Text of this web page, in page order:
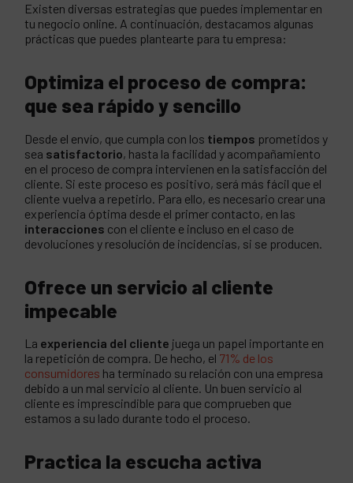
Existen diversas estrategias que puedes implementar en
tu negocio online. A continuación, destacamos algunas
prácticas que puedes plantearte para tu empresa:
Optimiza el proceso de compra:
que sea rápido y sencillo
Desde el envío, que cumpla con los tiempos prometidos y
sea satisfactorio, hasta la facilidad y acompañamiento
en el proceso de compra intervienen en la satisfacción del
cliente. Si este proceso es positivo, será más fácil que el
cliente vuelva a repetirlo. Para ello, es necesario crear una
experiencia óptima desde el primer contacto, en las
interacciones con el cliente e incluso en el caso de
devoluciones y resolución de incidencias, si se producen.
Ofrece un servicio al cliente
impecable
La experiencia del cliente juega un papel importante en
la repetición de compra. De hecho, el 71% de los
consumidores ha terminado su relación con una empresa
debido a un mal servicio al cliente. Un buen servicio al
cliente es imprescindible para que comprueben que
estamos a su lado durante todo el proceso.
Practica la escucha activa